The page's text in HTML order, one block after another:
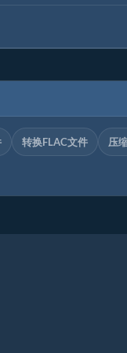
转换FLAC文件 压